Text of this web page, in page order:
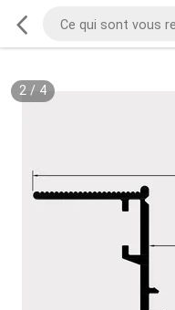
2/ 4